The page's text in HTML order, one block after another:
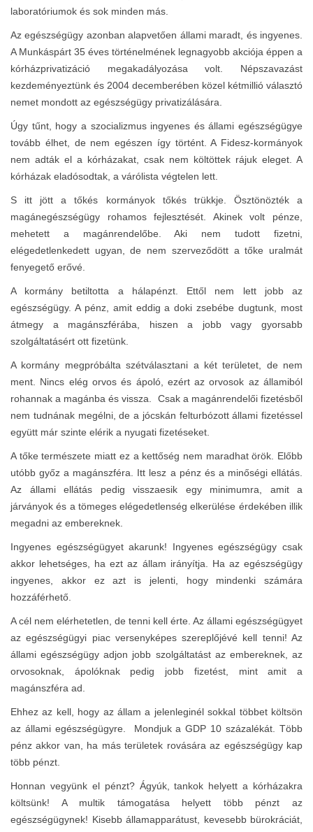
laboratóriumok és sok minden más.
Az egészségügy azonban alapvetően állami maradt, és ingyenes.
A Munkáspárt 35 éves történelmének legnagyobb akciója éppen a
kórházprivatizáció megakadályozása volt. Népszavazást
kezdeményeztünk és 2004 decemberében közel kétmillió választó
nemet mondott az egészségügy privatizálására.
Úgy tűnt, hogy a szocializmus ingyenes és állami egészségügye
tovább élhet, de nem egészen így történt. A Fidesz-kormányok
nem adták el a kórházakat, csak nem költöttek rájuk eleget. A
kórházak eladósodtak, a várólista végtelen lett.
S itt jött a tőkés kormányok tőkés trükkje. Ösztönözték a
magánegészségügy rohamos fejlesztését. Akinek volt pénze,
mehetett a magánrendelőbe. Aki nem tudott fizetni,
elégedetlenkedett ugyan, de nem szerveződött a tőke uralmát
fenyegető erővé.
A kormány betiltotta a hálapénzt. Ettől nem lett jobb az
egészségügy. A pénz, amit eddig a doki zsebébe dugtunk, most
átmegy a magánszférába, hiszen a jobb vagy gyorsabb
szolgáltatásért ott fizetünk.
A kormány megpróbálta szétválasztani a két területet, de nem
ment. Nincs elég orvos és ápoló, ezért az orvosok az államiból
rohannak a magánba és vissza. Csak a magánrendelői fizetésből
nem tudnának megélni, de a jócskán felturbózott állami fizetéssel
együtt már szinte elérik a nyugati fizetéseket.
A tőke természete miatt ez a kettőség nem maradhat örök. Előbb
utóbb győz a magánszféra. Itt lesz a pénz és a minőségi ellátás.
Az állami ellátás pedig visszaesik egy minimumra, amit a
járványok és a tömeges elégedetlenség elkerülése érdekében illik
megadni az embereknek.
Ingyenes egészségügyet akarunk! Ingyenes egészségügy csak
akkor lehetséges, ha ezt az állam irányítja. Ha az egészségügy
ingyenes, akkor ez azt is jelenti, hogy mindenki számára
hozzáférhető.
A cél nem elérhetetlen, de tenni kell érte. Az állami egészségügyet
az egészségügyi piac versenyképes szereplőjévé kell tenni! Az
állami egészségügy adjon jobb szolgáltatást az embereknek, az
orvosoknak, ápolóknak pedig jobb fizetést, mint amit a
magánszféra ad.
Ehhez az kell, hogy az állam a jelenleginél sokkal többet költsön
az állami egészségügyre. Mondjuk a GDP 10 százalékát. Több
pénz akkor van, ha más területek rovására az egészségügy kap
több pénzt.
Honnan vegyünk el pénzt? Ágyúk, tankok helyett a kórházakra
költsünk! A multik támogatása helyett több pénzt az
egészségügynek! Kisebb államapparátust, kevesebb bürokráciát,